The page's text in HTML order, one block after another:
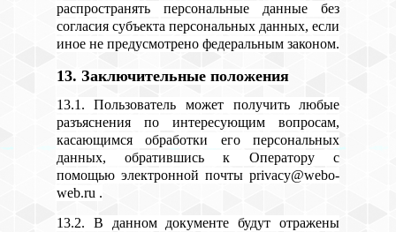
распространять персональные данные без
согласия субъекта персональных данных, если
иное не предусмотрено федеральным законом.
13. Заключительные положения
13.1. Пользователь может получить любые
разъяснения по интересующим вопросам,
касающимся обработки его персональных
данных, обратившись к Оператору с
помощью электронной почты privacy@webo-
web.ru .
13.2. В данном документе будут отражены